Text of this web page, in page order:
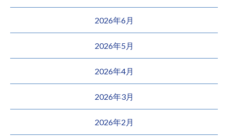
2026年6月
2026年5月
2026年4月
2026年3月
2026年2月